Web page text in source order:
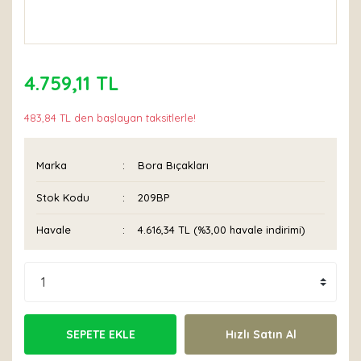
4.759,11 TL
483,84 TL den başlayan taksitlerle!
Marka Bora Bıçakları
Stok Kodu 209BP
Havale 4.616,34 TL (%3,00 havale indirimi)
SEPETE EKLE Hızlı Satın Al